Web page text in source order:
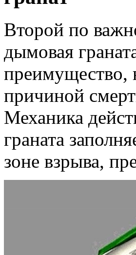
Второй по
дымовая
преимущество,
причиной
Механика
граната
зоне взрыва,